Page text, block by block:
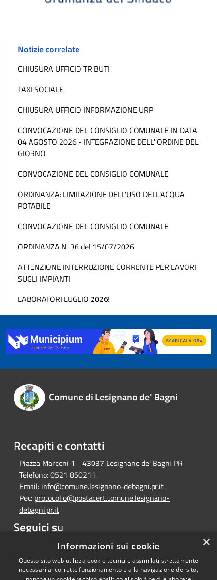
Notizie correlate
CHIUSURA UFFICIO TRIBUTI
TAXI SOCIALE
CHIUSURA UFFICIO INFORMAZIONE URP
CONVOCAZIONE DEL CONSIGLIO COMUNALE IN DATA
04 AGOSTO 2026 - INTEGRAZIONE DELL' ORDINE DEL
GIORNO
CONVOCAZIONE DEL CONSIGLIO COMUNALE
ORDINANZA: LIMITAZIONE DELL'USO DELL'ACQUA
POTABILE
CONVOCAZIONE DEL CONSIGLIO COMUNALE
ORDINANZA N. 36 del 15/07/2026
ATTENZIONE INTERRUZIONE CORRENTE PER LAVORI
SUGLI IMPIANTI
LABORATORI LUGLIO 2026!
Comune di Lesignano de' Bagni
Recapiti e contatti
Piazza Marconi 1 - 43037 Lesignano de' Bagni PR
Telefono:0521 850211
Email: info@comune.lesignano-debagni.pr.it
Pec: protocollo@postacert.comune.lesignano-
debagni.pr.it
Seguici su
Facebook ×
Informazioni sui cookie
Questo sito web utilizza cookie tecnici e assimilati strettamente
necessari al corretto funzionamento e alla navigazione del sito,